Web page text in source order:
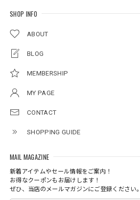
SHOP INFO
ABOUT
BLOG
MEMBERSHIP
MY PAGE
CONTACT
SHOPPING GUIDE
MAIL MAGAZINE
新着アイテムやセール情報をご案内！
お得なクーポンもお届けします！
ぜひ、当店のメールマガジンにご登録ください。